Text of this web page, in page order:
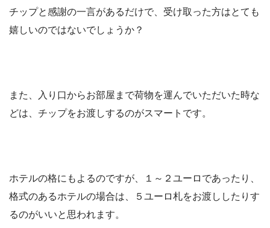
チップと感謝の一言があるだけで、受け取った方はとても
嬉しいのではないでしょうか？
また、入り口からお部屋まで荷物を運んでいただいた時な
どは、チップをお渡しするのがスマートです。
ホテルの格にもよるのですが、 １～２ユーロ であったり、
格式のあるホテルの場合は、
５ユーロ札をお渡ししたりす
るのがいいと思われます。